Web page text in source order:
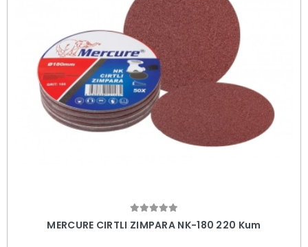
Sepete Ekle
MERCURE CIRTLI ZIMPARA NK-180 220 Kum